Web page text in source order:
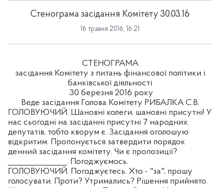
Стенограма засідання Комітету 30.03.16
16 травня 2016, 16:21
СТЕНОГРАМА
засідання Комітету з питань фінансової політики і
банківської діяльності
30 березня 2016 року
Веде засідання Голова Комітету РИБАЛКА С.В.
ГОЛОВУЮЧИЙ. Шановні колеги, шановні присутні! У
нас сьогодні на засіданні присутні 7 народних
депутатів, тобто кворум є. Засідання оголошую
відкритим. Пропонується затвердити порядок
денний засідання комітету. Чи є пропозиції?
_______________. Погоджуємось.
ГОЛОВУЮЧИЙ. Погоджуєтесь. Хто - "за", прошу
голосувати. Проти? Утримались? Рішення прийнято.